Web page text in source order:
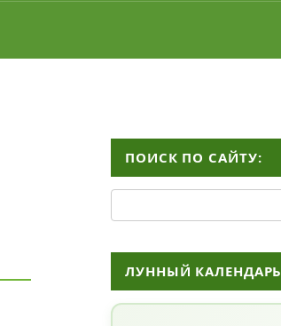
ПОИСК ПО САЙТУ:
ЛУННЫЙ КАЛЕНДАРЬ